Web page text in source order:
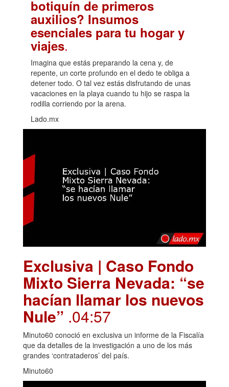
botiquín de primeros
auxilios? Insumos
esenciales para tu hogar y
viajes.
Imagina que estás preparando la cena y, de
repente, un corte profundo en el dedo te obliga a
detener todo. O tal vez estás disfrutando de unas
vacaciones en la playa cuando tu hijo se raspa la
rodilla corriendo por la arena.
Lado.mx
Exclusiva | Caso Fondo
Mixto Sierra Nevada: “se
hacían llamar los nuevos
Nule” .04:57
Minuto60 conoció en exclusiva un informe de la Fiscalía
que da detalles de la investigación a uno de los más
grandes ‘contrataderos’ del país.
Minuto60